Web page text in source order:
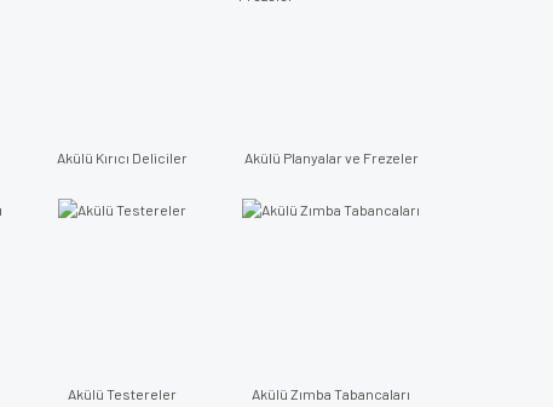
Akülü Kırıcı Deliciler Akülü Planyalar ve Frezeler
Akülü Testereler Akülü Zımba Tabancaları